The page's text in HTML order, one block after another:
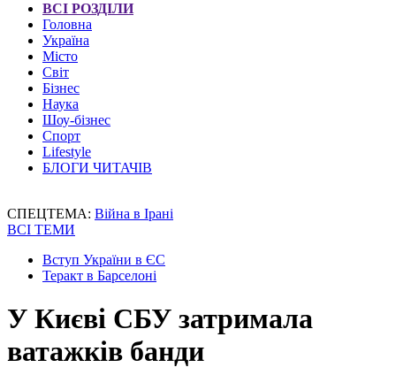
ВСІ РОЗДІЛИ
Головна
Україна
Місто
Світ
Бізнес
Наука
Шоу-бізнес
Спорт
Lifestyle
БЛОГИ ЧИТАЧІВ
СПЕЦТЕМА: Війна в Ірані
ВСІ ТЕМИ
Вступ України в ЄС
Теракт в Барселоні
У Києві СБУ затримала
ватажків банди